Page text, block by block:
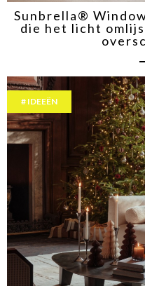
Sunbrella®
die het licht
IDEEËN